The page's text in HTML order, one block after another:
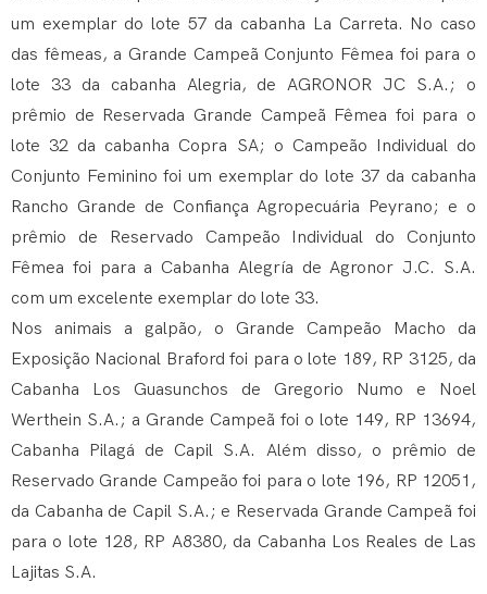
um exemplar do lote 57 da cabanha La Carreta. No caso
das fêmeas, a Grande Campeã Conjunto Fêmea foi para o
lote 33 da cabanha Alegria, de AGRONOR JC S.A.; o
prêmio de Reservada Grande Campeã Fêmea foi para o
lote 32 da cabanha Copra SA; o Campeão Individual do
Conjunto Feminino foi um exemplar do lote 37 da cabanha
Rancho Grande de Confiança Agropecuária Peyrano; e o
prêmio de Reservado Campeão Individual do Conjunto
Fêmea foi para a Cabanha Alegría de Agronor J.C. S.A.
com um excelente exemplar do lote 33.
Nos animais a galpão, o Grande Campeão Macho da
Exposição Nacional Braford foi para o lote 189, RP 3125, da
Cabanha Los Guasunchos de Gregorio Numo e Noel
Werthein S.A.; a Grande Campeã foi o lote 149, RP 13694,
Cabanha Pilagá de Capil S.A. Além disso, o prêmio de
Reservado Grande Campeão foi para o lote 196, RP 12051,
da Cabanha de Capil S.A.; e Reservada Grande Campeã foi
para o lote 128, RP A8380, da Cabanha Los Reales de Las
Lajitas S.A.